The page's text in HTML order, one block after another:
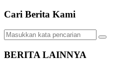
Cari Berita Kami
BERITA LAINNYA